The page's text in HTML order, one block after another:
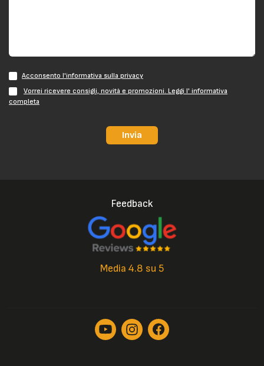
Acconsento l'informativa sulla privacy
Vorrei ricevere consigli, novità e promozioni. Leggi l' informativa
completa
Invia
Feedback
Media 4.8 su 5